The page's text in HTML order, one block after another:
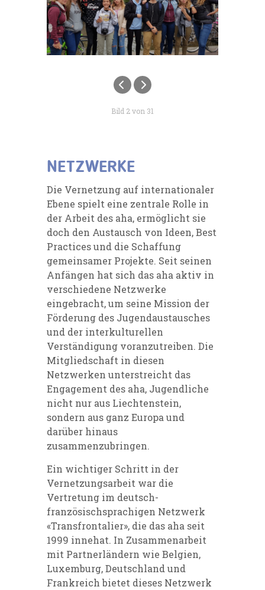
Bild 2 von 31
NETZWERKE
Die Vernetzung auf internationaler
Ebene spielt eine zentrale Rolle in
der Arbeit des aha, ermöglicht sie
doch den Austausch von Ideen, Best
Practices und die Schaffung
gemeinsamer Projekte. Seit seinen
Anfängen hat sich das aha aktiv in
verschiedene Netzwerke
eingebracht, um seine Mission der
Förderung des Jugendaustausches
und der interkulturellen
Verständigung voranzutreiben. Die
Mitgliedschaft in diesen
Netzwerken unterstreicht das
Engagement des aha, Jugendliche
nicht nur aus Liechtenstein,
sondern aus ganz Europa und
darüber hinaus
zusammenzubringen.
Ein wichtiger Schritt in der
Vernetzungsarbeit war die
Vertretung im deutsch-
französischsprachigen Netzwerk
«Transfrontalier», die das aha seit
1999 innehat. In Zusammenarbeit
mit Partnerländern wie Belgien,
Luxemburg, Deutschland und
Frankreich bietet dieses Netzwerk